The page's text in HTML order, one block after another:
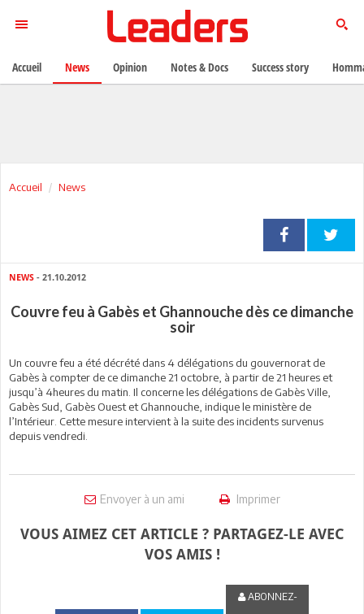
Accueil News
NEWS - 21.10.2012
Couvre feu à Gabès et Ghannouche dès ce dimanche
soir
Un couvre feu a été décrété dans 4 délégations du gouvernorat de
Gabès à compter de ce dimanche 21 octobre, à partir de 21 heures et
jusqu’à 4heures du matin. Il concerne les délégations de Gabès Ville,
Gabès Sud, Gabès Ouest et Ghannouche, indique le ministère de
l’Intérieur. Cette mesure intervient à la suite des incidents survenus
depuis vendredi.
Envoyer à un ami Imprimer
VOUS AIMEZ CET ARTICLE ? PARTAGEZ-LE AVEC
VOS AMIS !
ABONNEZ-
Accueil News Opinion Notes & Docs Success story